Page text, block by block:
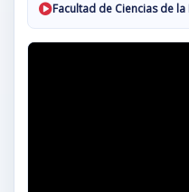
Facultad de Ciencias de